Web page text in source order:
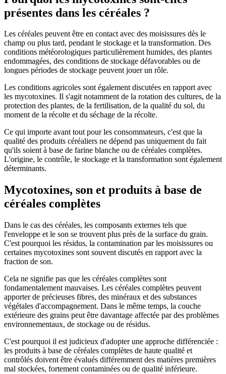
présentes dans les céréales ?
Les céréales peuvent être en contact avec des moisissures dès le
champ ou plus tard, pendant le stockage et la transformation. Des
conditions météorologiques particulièrement humides, des plantes
endommagées, des conditions de stockage défavorables ou de
longues périodes de stockage peuvent jouer un rôle.
Les conditions agricoles sont également discutées en rapport avec
les mycotoxines. Il s'agit notamment de la rotation des cultures, de la
protection des plantes, de la fertilisation, de la qualité du sol, du
moment de la récolte et du séchage de la récolte.
Ce qui importe avant tout pour les consommateurs, c'est que la
qualité des produits céréaliers ne dépend pas uniquement du fait
qu'ils soient à base de farine blanche ou de céréales complètes.
L'origine, le contrôle, le stockage et la transformation sont également
déterminants.
Mycotoxines, son et produits à base de
céréales complètes
Dans le cas des céréales, les composants externes tels que
l'enveloppe et le son se trouvent plus près de la surface du grain.
C'est pourquoi les résidus, la contamination par les moisissures ou
certaines mycotoxines sont souvent discutés en rapport avec la
fraction de son.
Cela ne signifie pas que les céréales complètes sont
fondamentalement mauvaises. Les céréales complètes peuvent
apporter de précieuses fibres, des minéraux et des substances
végétales d'accompagnement. Dans le même temps, la couche
extérieure des grains peut être davantage affectée par des problèmes
environnementaux, de stockage ou de résidus.
C'est pourquoi il est judicieux d'adopter une approche différenciée :
les produits à base de céréales complètes de haute qualité et
contrôlés doivent être évalués différemment des matières premières
mal stockées, fortement contaminées ou de qualité inférieure.